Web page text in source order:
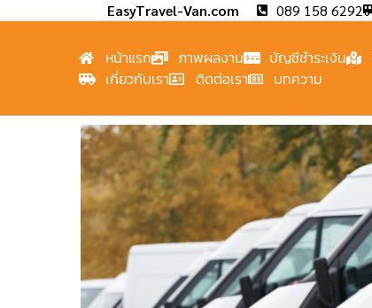
EasyTravel-Van.com 089 158 6292
หน้าแรก ภาพผลงาน บัญชีชำระเงิน
เกี่ยวกับเรา
ติดต่อเรา บทความ